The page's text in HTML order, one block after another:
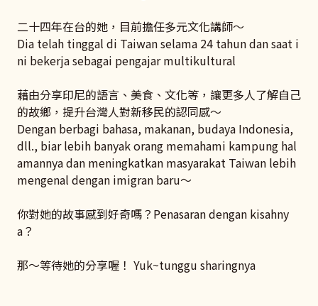
二十四年在台的她，目前擔任多元文化講師～
Dia telah tinggal di Taiwan selama 24 tahun dan saat i
ni bekerja sebagai pengajar multikultural
藉由分享印尼的語言、美食、文化等，讓更多人了解自己
的故鄉，提升台灣人對新移民的認同感～
Dengan berbagi bahasa, makanan, budaya Indonesia,
dll., biar lebih banyak orang memahami kampung hal
amannya dan meningkatkan masyarakat Taiwan lebih
mengenal dengan imigran baru～
你對她的故事感到好奇嗎？Penasaran dengan kisahny
a？
那～等待她的分享喔！ Yuk~tunggu sharingnya